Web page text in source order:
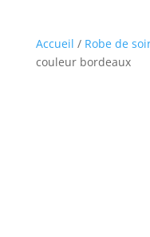
Accueil / Robe de
couleur bordeaux